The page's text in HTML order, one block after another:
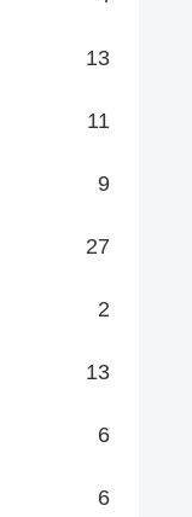
13
11
9
27
2
13
6
6